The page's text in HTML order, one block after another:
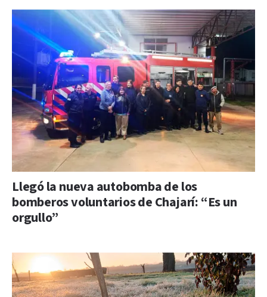
Llegó la nueva autobomba de los
bomberos voluntarios de Chajarí: “Es un
orgullo”